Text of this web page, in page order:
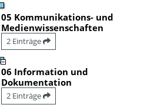
05 Kommunikations- und
Medienwissenschaften
2 Einträge
06 Information und
Dokumentation
2 Einträge